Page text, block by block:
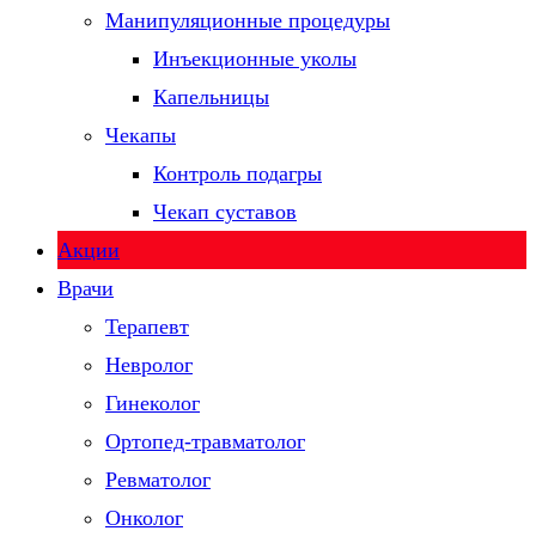
Манипуляционные процедуры
Инъекционные уколы
Капельницы
Чекапы
Контроль подагры
Чекап суставов
Акции
Врачи
Терапевт
Невролог
Гинеколог
Ортопед-травматолог
Ревматолог
Онколог